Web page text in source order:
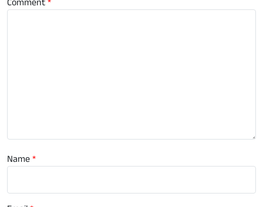
Comment*
Name*